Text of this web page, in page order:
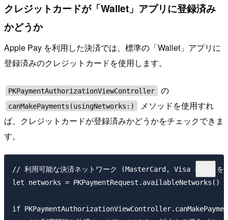
クレジットカードが「Wallet」アプリに登録済み
かどうか
Apple Pay を利用した決済では、標準の「Wallet」アプリに
登録済みのクレジットカードを使用します。
PKPaymentAuthorizationViewController の
canMakePayments(usingNetworks:)
メソッドを使用すれ
ば、クレジットカードが登録済みかどうかをチェックできま
す。
// 利用可能な決済ネットワーク (MasterCard, Visa など) を
let networks = PKPaymentRequest.availableNetworks()
if